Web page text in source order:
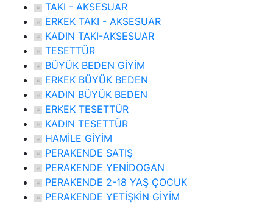
TAKI - AKSESUAR
ERKEK TAKI - AKSESUAR
KADIN TAKI-AKSESUAR
TESETTÜR
BÜYÜK BEDEN GİYİM
ERKEK BÜYÜK BEDEN
KADIN BÜYÜK BEDEN
ERKEK TESETTÜR
KADIN TESETTÜR
HAMİLE GİYİM
PERAKENDE SATIŞ
PERAKENDE YENİDOGAN
PERAKENDE 2-18 YAŞ ÇOCUK
PERAKENDE YETİŞKİN GİYİM